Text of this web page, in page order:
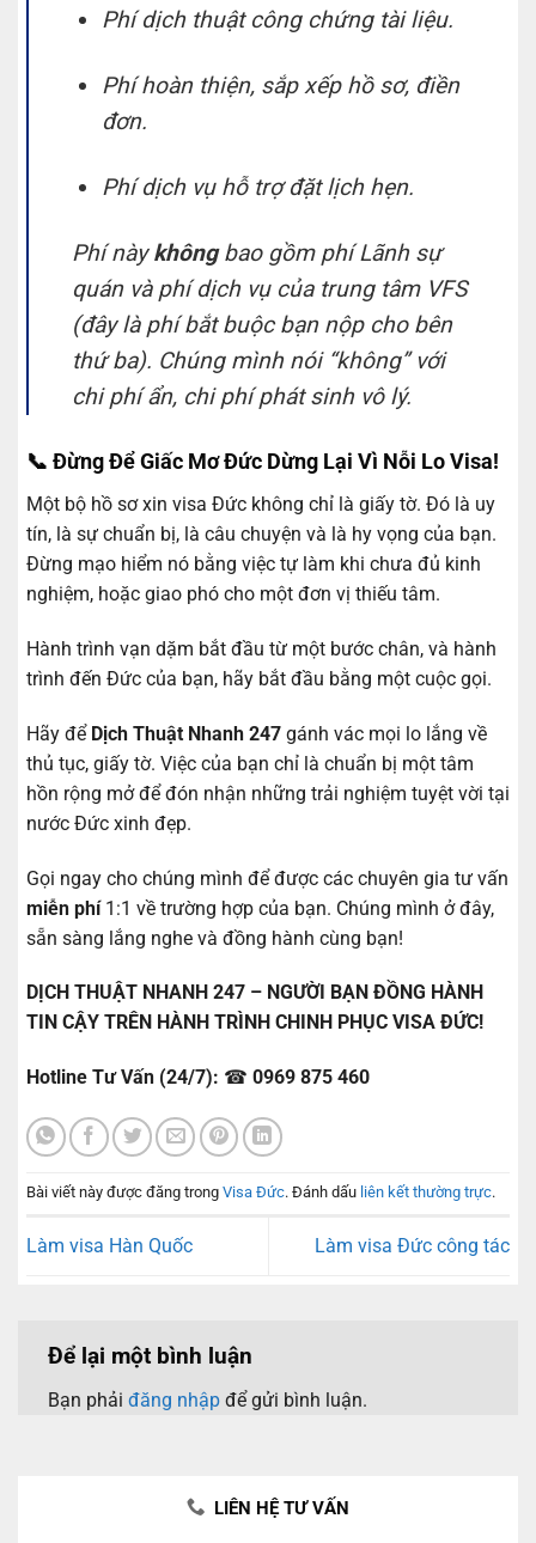
Phí dịch thuật công chứng tài liệu.
Phí hoàn thiện, sắp xếp hồ sơ, điền
đơn.
Phí dịch vụ hỗ trợ đặt lịch hẹn.
Phí nàykhôngbao gồm phí Lãnh sự
quán và phí dịch vụ của trung tâm VFS
(đây là phí bắt buộc bạn nộp cho bên
thứ ba). Chúng mình nói “không” với
chi phí ẩn, chi phí phát sinh vô lý.
📞 Đừng Để Giấc Mơ Đức Dừng Lại Vì Nỗi Lo Visa!
Một bộ hồ sơ xin visa Đức không chỉ là giấy tờ. Đó là uy
tín, là sự chuẩn bị, là câu chuyện và là hy vọng của bạn.
Đừng mạo hiểm nó bằng việc tự làm khi chưa đủ kinh
nghiệm, hoặc giao phó cho một đơn vị thiếu tâm.
Hành trình vạn dặm bắt đầu từ một bước chân, và hành
trình đến Đức của bạn, hãy bắt đầu bằng một cuộc gọi.
Hãy để Dịch Thuật Nhanh 247 gánh vác mọi lo lắng về
thủ tục, giấy tờ. Việc của bạn chỉ là chuẩn bị một tâm
hồn rộng mở để đón nhận những trải nghiệm tuyệt vời tại
nước Đức xinh đẹp.
Gọi ngay cho chúng mình để được các chuyên gia tư vấn
miễn phí1:1 về trường hợp của bạn. Chúng mình ở đây,
sẵn sàng lắng nghe và đồng hành cùng bạn!
DỊCH THUẬT NHANH 247 – NGƯỜI BẠN ĐỒNG HÀNH
TIN CẬY TRÊN HÀNH TRÌNH CHINH PHỤC VISA ĐỨC!
Hotline Tư Vấn (24/7): ☎ 0969 875 460
Bài viết này được đăng trong Visa Đức. Đánh dấu liên kết thường trực.
Làm visa Hàn Quốc Làm visa Đức công tác
Để lại một bình luận
Bạn phải đăng nhập để gửi bình luận.
LIÊN HỆ TƯ VẤN